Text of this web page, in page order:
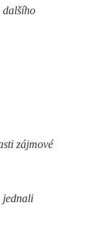
dalšího
zájmové
jednali